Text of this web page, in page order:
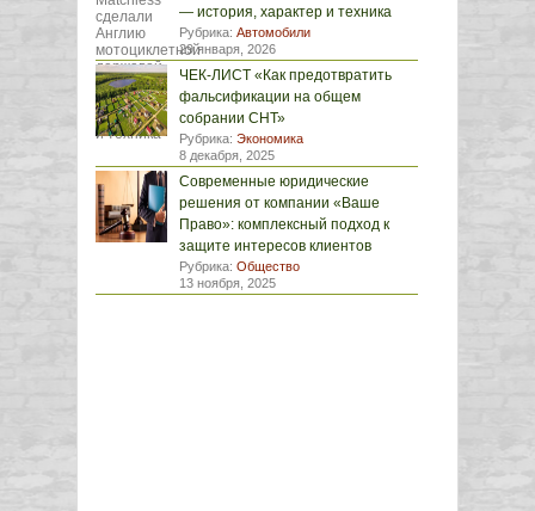
— история, характер и техника
Рубрика: Автомобили
29 января, 2026
ЧЕК-ЛИСТ «Как предотвратить
фальсификации на общем
собрании СНТ»
Рубрика: Экономика
8 декабря, 2025
Современные юридические
решения от компании «Ваше
Право»: комплексный подход к
защите интересов клиентов
Рубрика: Общество
13 ноября, 2025